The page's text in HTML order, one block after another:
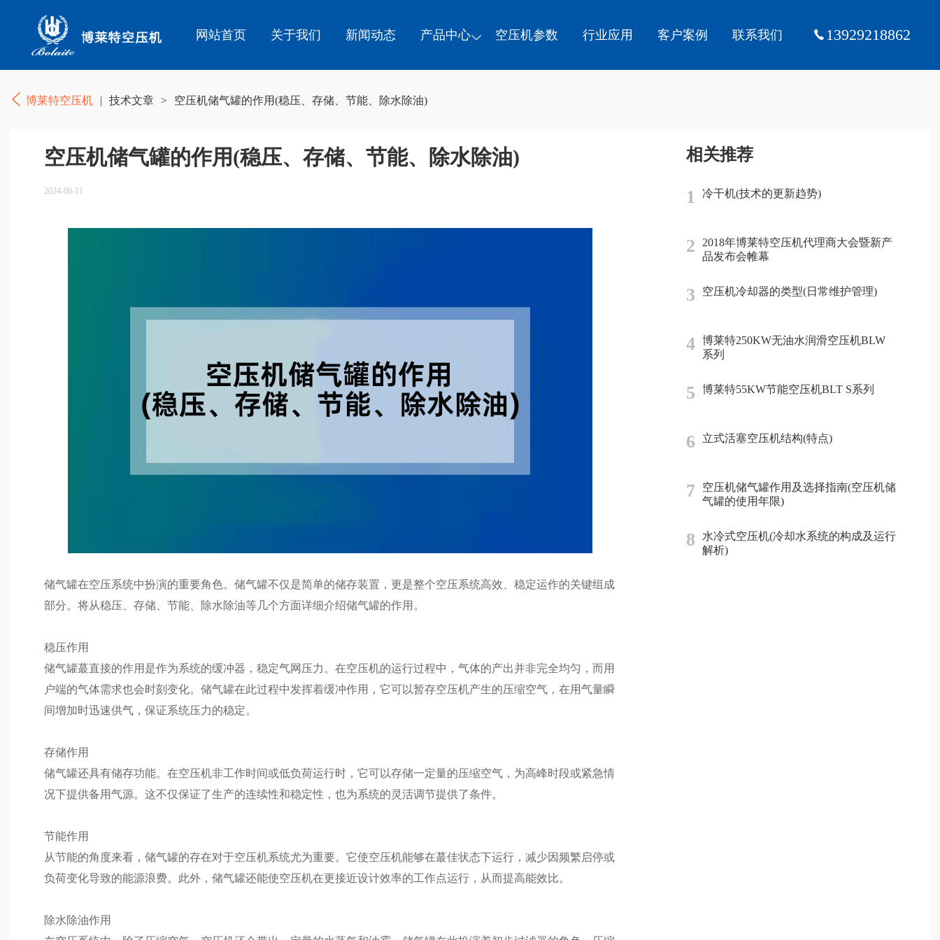
网站首页 关于我们 新闻动态 产品中心 空压机参数 行业应用 客户案例 联系我们 13929218862
博莱特空压机 | 技术文章 > 空压机储气罐的作用(稳压、存储、节能、除水除油)
空压机储气罐的作用(稳压、存储、节能、除水除油)
2024-06-11
储气罐在空压系统中扮演的重要角色。储气罐不仅是简单的储存装置，更是整个空压系统高效、稳定运作的关键组成
部分。将从稳压、存储、节能、除水除油等几个方面详细介绍储气罐的作用。
稳压作用
储气罐蕞直接的作用是作为系统的缓冲器，稳定气网压力。在空压机的运行过程中，气体的产出并非完全均匀，而用
户端的气体需求也会时刻变化。储气罐在此过程中发挥着缓冲作用，它可以暂存空压机产生的压缩空气，在用气量瞬
间增加时迅速供气，保证系统压力的稳定。
存储作用
储气罐还具有储存功能。在空压机非工作时间或低负荷运行时，它可以存储一定量的压缩空气，为高峰时段或紧急情
况下提供备用气源。这不仅保证了生产的连续性和稳定性，也为系统的灵活调节提供了条件。
节能作用
从节能的角度来看，储气罐的存在对于空压机系统尤为重要。它使空压机能够在蕞佳状态下运行，减少因频繁启停或
负荷变化导致的能源浪费。此外，储气罐还能使空压机在更接近设计效率的工作点运行，从而提高能效比。
除水除油作用
相关推荐
1 冷干机(技术的更新趋势)
2
2018年博莱特空压机代理商大会暨新产
品发布会帷幕
3 空压机冷却器的类型(日常维护管理)
4
博莱特250KW无油水润滑空压机BLW
系列
5 博莱特55KW节能空压机BLT S系列
6 立式活塞空压机结构(特点)
7
空压机储气罐作用及选择指南(空压机储
气罐的使用年限)
8
水冷式空压机(冷却水系统的构成及运行
解析)